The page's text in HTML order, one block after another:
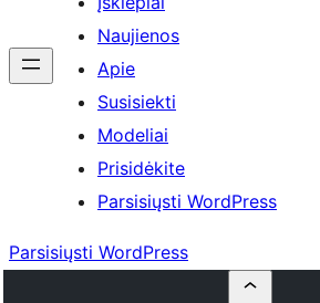
Naujienos
Apie
Susisiekti
Modeliai
Prisidėkite
Parsisiųsti WordPress
Parsisiųsti WordPress